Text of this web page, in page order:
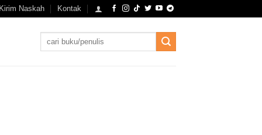
Kirim Naskah Kontak
Search